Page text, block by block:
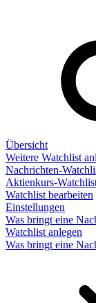
Übersicht
Weitere Watchlist
Nachrichten-
Aktienkurs-
Watchlist bearbeiten
Einstellungen
Was bringt eine
Watchlist anlegen
Was bringt eine